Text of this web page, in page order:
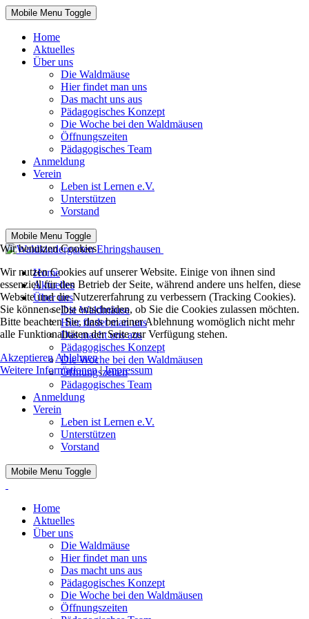
Mobile Menu Toggle
Home
Aktuelles
Über uns
Die Waldmäuse
Hier findet man uns
Das macht uns aus
Pädagogisches Konzept
Die Woche bei den Waldmäusen
Öffnungszeiten
Pädagogisches Team
Anmeldung
Verein
Leben ist Lernen e.V.
Unterstützen
Vorstand
Mobile Menu Toggle
Home
Aktuelles
Über uns
Die Waldmäuse
Hier findet man uns
Das macht uns aus
Pädagogisches Konzept
Die Woche bei den Waldmäusen
Öffnungszeiten
Pädagogisches Team
Anmeldung
Verein
Leben ist Lernen e.V.
Unterstützen
Vorstand
Mobile Menu Toggle
Home
Aktuelles
Über uns
Die Waldmäuse
Hier findet man uns
Das macht uns aus
Pädagogisches Konzept
Die Woche bei den Waldmäusen
Öffnungszeiten
Wir benutzen Cookies
Wir nutzen Cookies auf unserer Website. Einige von ihnen sind
essenziell für den Betrieb der Seite, während andere uns helfen, diese
Website und die Nutzererfahrung zu verbessern (Tracking Cookies).
Sie können selbst entscheiden, ob Sie die Cookies zulassen möchten.
Bitte beachten Sie, dass bei einer Ablehnung womöglich nicht mehr
alle Funktionalitäten der Seite zur Verfügung stehen.
Akzeptieren Ablehnen
Weitere Informationen|Impressum